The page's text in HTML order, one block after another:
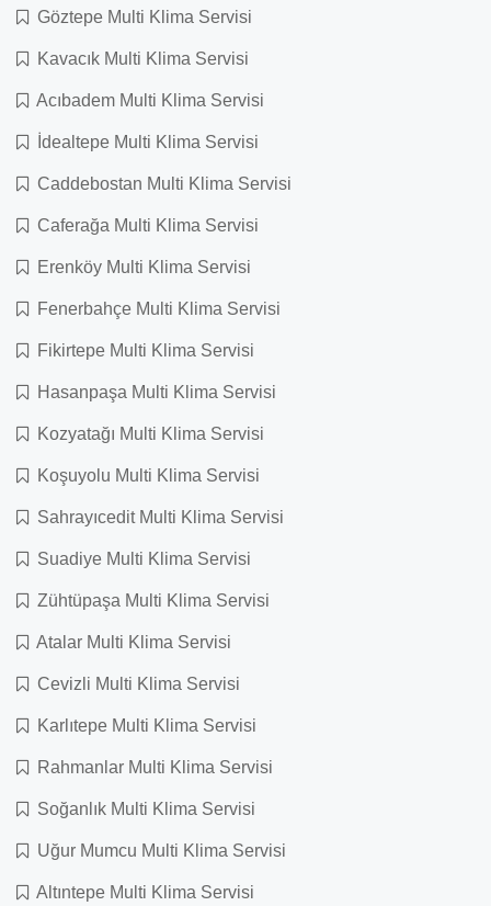
Göztepe Multi Klima Servisi
Kavacık Multi Klima Servisi
Acıbadem Multi Klima Servisi
İdealtepe Multi Klima Servisi
Caddebostan Multi Klima Servisi
Caferağa Multi Klima Servisi
Erenköy Multi Klima Servisi
Fenerbahçe Multi Klima Servisi
Fikirtepe Multi Klima Servisi
Hasanpaşa Multi Klima Servisi
Kozyatağı Multi Klima Servisi
Koşuyolu Multi Klima Servisi
Sahrayıcedit Multi Klima Servisi
Suadiye Multi Klima Servisi
Zühtüpaşa Multi Klima Servisi
Atalar Multi Klima Servisi
Cevizli Multi Klima Servisi
Karlıtepe Multi Klima Servisi
Rahmanlar Multi Klima Servisi
Soğanlık Multi Klima Servisi
Uğur Mumcu Multi Klima Servisi
Altıntepe Multi Klima Servisi